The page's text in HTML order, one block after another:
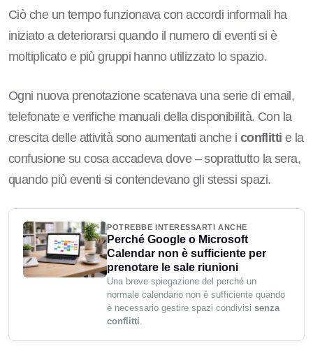
Ciò che un tempo funzionava con accordi informali ha
iniziato a deteriorarsi quando il numero di eventi si è
moltiplicato e più gruppi hanno utilizzato lo spazio.
Ogni nuova prenotazione scatenava una serie di email,
telefonate e verifiche manuali della disponibilità. Con la
crescita delle attività sono aumentati anche i conflitti e la
confusione su cosa accadeva dove – soprattutto la sera,
quando più eventi si contendevano gli stessi spazi.
POTREBBE INTERESSARTI ANCHE
Perché Google o Microsoft
Calendar non è sufficiente per
prenotare le sale riunioni
Una breve spiegazione del perché un
normale calendario non è sufficiente quando
è necessario gestire spazi condivisi senza
conflitti.